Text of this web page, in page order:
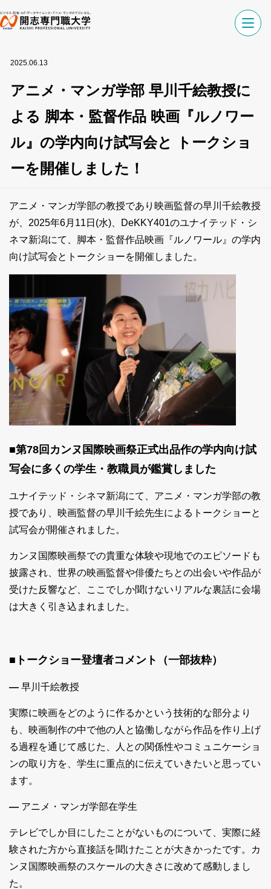
2025.06.13
アニメ・マンガ学部 早川千絵教授に
よる 脚本・監督作品 映画『ルノワー
ル』の学内向け試写会と トークショ
ーを開催しました！
アニメ・マンガ学部の教授であり映画監督の早川千絵教授
が、2025年6月11日(水)、DeKKY401のユナイテッド・シ
ネマ新潟にて、脚本・監督作品映画『ルノワール』の学内
向け試写会とトークショーを開催しました。
■第78回カンヌ国際映画祭正式出品作の学内向け試
写会に多くの学生・教職員が鑑賞しました
ユナイテッド・シネマ新潟にて、アニメ・マンガ学部の教
授であり、映画監督の早川千絵先生によるトークショーと
試写会が開催されました。
カンヌ国際映画祭での貴重な体験や現地でのエピソードも
披露され、世界の映画監督や俳優たちとの出会いや作品が
受けた反響など、ここでしか聞けないリアルな裏話に会場
は大きく引き込まれました。
■トークショー登壇者コメント（一部抜粋）
― 早川千絵教授
実際に映画をどのように作るかという技術的な部分より
も、映画制作の中で他の人と協働しながら作品を作り上げ
る過程を通じて感じた、人との関係性やコミュニケーショ
ンの取り方を、学生に重点的に伝えていきたいと思ってい
ます。
― アニメ・マンガ学部在学生
テレビでしか目にしたことがないものについて、実際に経
験された方から直接話を聞けたことが大きかったです。カ
ンヌ国際映画祭のスケールの大きさに改めて感動しまし
た。